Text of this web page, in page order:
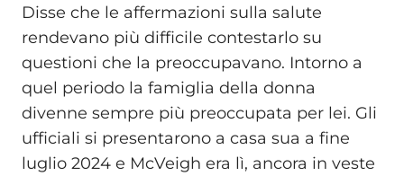
Disse che le affermazioni sulla salute
rendevano più difficile contestarlo su
questioni che la preoccupavano. Intorno a
quel periodo la famiglia della donna
divenne sempre più preoccupata per lei. Gli
ufficiali si presentarono a casa sua a fine
luglio 2024 e McVeigh era lì, ancora in veste